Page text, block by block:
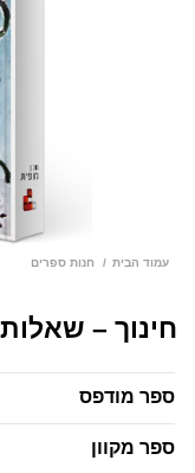
עמוד הבית חנות ספרים
חינוך –
ספר מודפס
ספר מקוון